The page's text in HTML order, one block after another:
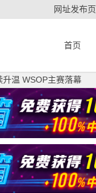
网址发布页
首页
温 WSOP主赛落幕